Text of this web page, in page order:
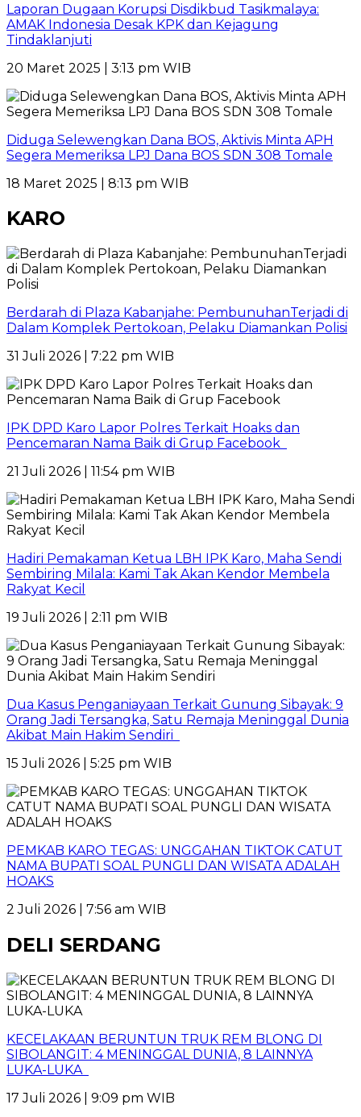
Laporan Dugaan Korupsi Disdikbud Tasikmalaya:
AMAK Indonesia Desak KPK dan Kejagung
Tindaklanjuti
20 Maret 2025 | 3:13 pm WIB
Diduga Selewengkan Dana BOS, Aktivis Minta APH
Segera Memeriksa LPJ Dana BOS SDN 308 Tomale
18 Maret 2025 | 8:13 pm WIB
KARO
Berdarah di Plaza Kabanjahe: PembunuhanTerjadi di
Dalam Komplek Pertokoan, Pelaku Diamankan Polisi
31 Juli 2026 | 7:22 pm WIB
IPK DPD Karo Lapor Polres Terkait Hoaks dan
Pencemaran Nama Baik di Grup Facebook
21 Juli 2026 | 11:54 pm WIB
Hadiri Pemakaman Ketua LBH IPK Karo, Maha Sendi
Sembiring Milala: Kami Tak Akan Kendor Membela
Rakyat Kecil
19 Juli 2026 | 2:11 pm WIB
Dua Kasus Penganiayaan Terkait Gunung Sibayak: 9
Orang Jadi Tersangka, Satu Remaja Meninggal Dunia
Akibat Main Hakim Sendiri
15 Juli 2026 | 5:25 pm WIB
PEMKAB KARO TEGAS: UNGGAHAN TIKTOK CATUT
NAMA BUPATI SOAL PUNGLI DAN WISATA ADALAH
HOAKS
2 Juli 2026 | 7:56 am WIB
DELI SERDANG
KECELAKAAN BERUNTUN TRUK REM BLONG DI
SIBOLANGIT: 4 MENINGGAL DUNIA, 8 LAINNYA
LUKA-LUKA
17 Juli 2026 | 9:09 pm WIB